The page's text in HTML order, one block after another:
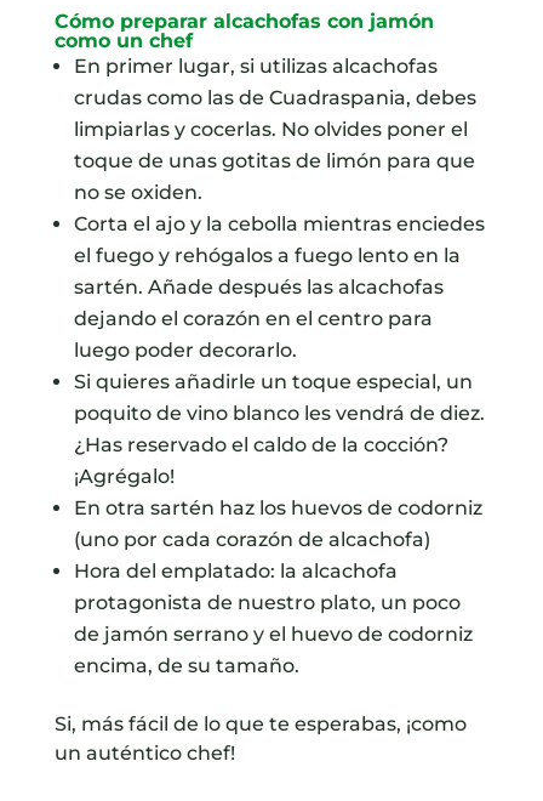
Cómo preparar alcachofas con jamón
como un chef
En primer lugar, si utilizas alcachofas
crudas como las de Cuadraspania, debes
limpiarlas y cocerlas. No olvides poner el
toque de unas gotitas de limón para que
no se oxiden.
Corta el ajo y la cebolla mientras enciedes
el fuego y rehógalos a fuego lento en la
sartén. Añade después las alcachofas
dejando el corazón en el centro para
luego poder decorarlo.
Si quieres añadirle un toque especial, un
poquito de vino blanco les vendrá de diez.
¿Has reservado el caldo de la cocción?
¡Agrégalo!
En otra sartén haz los huevos de codorniz
(uno por cada corazón de alcachofa)
Hora del emplatado: la alcachofa
protagonista de nuestro plato, un poco
de jamón serrano y el huevo de codorniz
encima, de su tamaño.
Si, más fácil de lo que te esperabas, ¡como
un auténtico chef!